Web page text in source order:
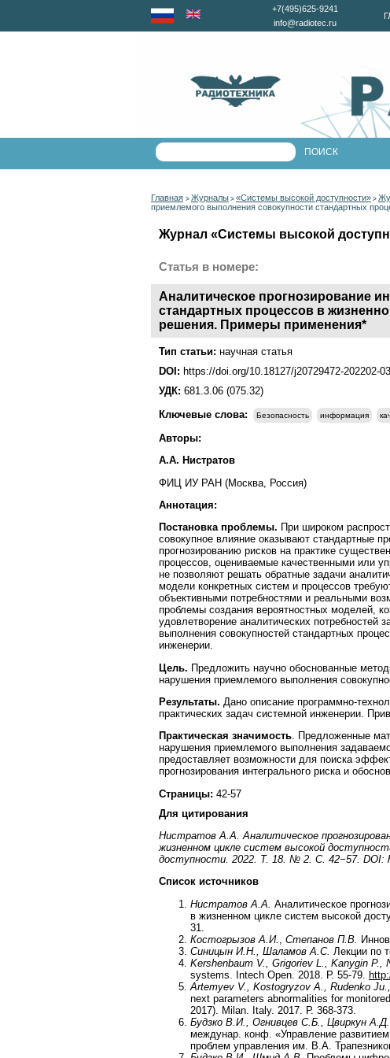
+7(495)625-9241
info@radiotec.ru
Главная > Журналы > «Системы высокой доступности» >
приемлемого выполнения совокупности стандартных
Журнал «Системы высокой
Статья в номере:
Аналитическое прогнозирование
стандартных процессов в
решения. Примеры применения*
Тип статьи: научная статья
DOI: https://doi.org/10.18127/j20729472-202202-03
УДК: 681.3.06 (075.32)
Ключевые слова:
Безопасность информация
Авторы:
А.А. Нистратов
ФИЦ ИУ РАН (Москва, Россия)
Аннотация:
Постановка проблемы. При широком
совокупное влияние оказывают стандартные
прогнозированию рисков на практике
процессов, оцениваемые качественными или
не позволяют решать обратные задачи
модели конкретных систем и процессов
объективными потребностями и реальными
проблемы создания вероятностных моделей,
удовлетворение аналитических потребностей
выполнения совокупностей стандартных
инженерии.
Цель. Предложить научно обоснованные
нарушения приемлемого выполнения
Результаты. Дано описание программно-
практических задач системной инженерии.
Практическая значимость. Предложенные
нарушения приемлемого выполнения
предоставляет возможности для поиска
прогнозирования интегрального риска и
Страницы: 42-57
Для цитирования
Нистратов А.А. Аналитическое
жизненном цикле систем высокой
доступности. 2022. Т. 18. № 2. С. 42−57. DOI:
Список источников
Нистратов А.А. Аналитическое
в жизненном цикле систем высокой
31.
Костогрызов А.И.
Степанов П.В.
Синицын И.Н., Шаламов А.С. Лекции по
Kershenbaum V., Grigoriev L., Kanygin P.,
systems. Intech Open. 2018. Р. 55-79.
Artemyev V., Kostogryzov A., Rudenko
next parameters abnormalities for
2017). Milan. Italy. 2017. Р. 368-373.
Будзко В.И., Огнивцев С.Б., Цвиркун
междунар. конф. «Управление
проблем управления им. В.А.